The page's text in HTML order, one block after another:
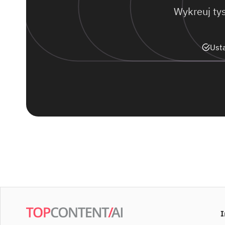
Wykreuj